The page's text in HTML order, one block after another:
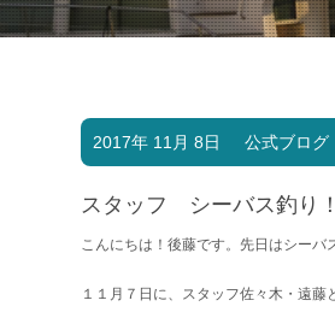
2017年 11月 8日 公式ブログ
スタッフ シーバス釣り！
こんにちは！後藤です。先日はシーバ
１１月７日に、スタッフ佐々木・遠藤